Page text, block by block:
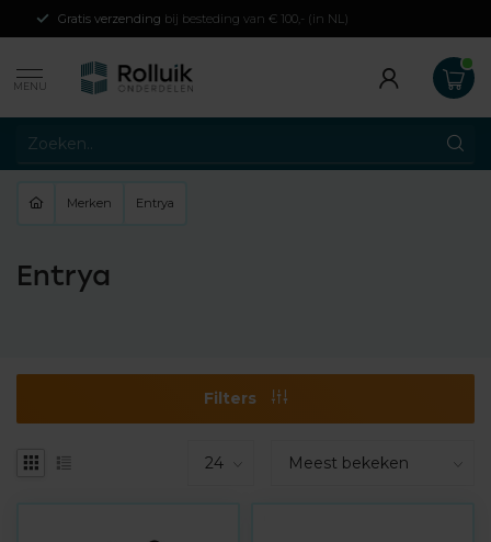
Gratis verzending bij besteding van € 100,- (in NL)
MENU
Merken Entrya
Entrya
Filters